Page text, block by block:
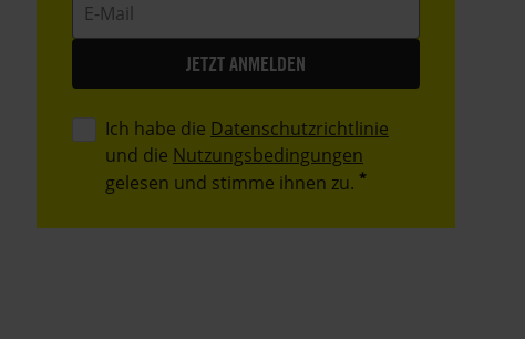
Mail
Ich habe die Datenschutzrichtlinie
und die Nutzungsbedingungen
gelesen und stimme ihnen zu.